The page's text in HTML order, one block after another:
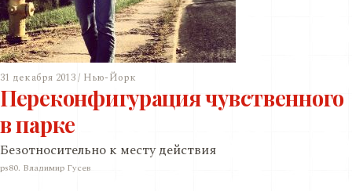
31 декабря 2013 / Нью-Йорк
Переконфигурация чувственного
в парке
Безотносительно к месту действия
ps80. Владимир Гусев